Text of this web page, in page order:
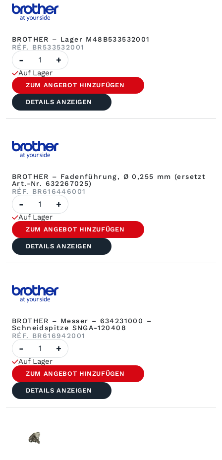
BROTHER – Lager M48B533532001
RÉF. BR533532001
Anzahl
von
BROTHER
–
Lager
M48B533532001
- +
Auf Lager
ZUM ANGEBOT HINZUFÜGEN
DETAILS ANZEIGEN
BROTHER – Fadenführung, Ø 0,255 mm (ersetzt
Art.-Nr. 632267025)
RÉF. BR616446001
BROTHER
–
Fadenführung,
Ø
0,255
mm
(ersetzt
Art.-
Nr.
- +
Auf Lager
ZUM ANGEBOT HINZUFÜGEN
DETAILS ANZEIGEN
BROTHER – Messer – 634231000 –
Schneidspitze SNGA-120408
RÉF. BR616942001
Anzahl
von
BROTHER
–
Messer
–
634231000
–
Schneidspitze
- +
Auf Lager
ZUM ANGEBOT HINZUFÜGEN
DETAILS ANZEIGEN